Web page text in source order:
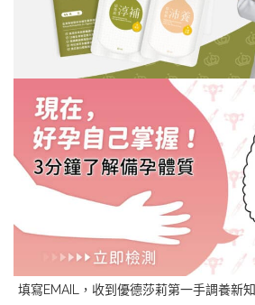
填寫EMAIL，收到優德莎莉第一手調養新知